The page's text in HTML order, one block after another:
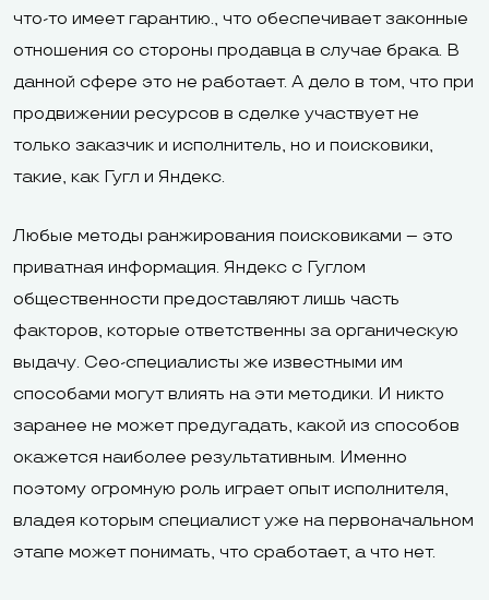
что-то имеет гарантию., что обеспечивает законные
отношения со стороны продавца в случае брака. В
данной сфере это не работает. А дело в том, что при
продвижении ресурсов в сделке участвует не
только заказчик и исполнитель, но и поисковики,
такие, как Гугл и Яндекс.
Любые методы ранжирования поисковиками – это
приватная информация. Яндекс с Гуглом
общественности предоставляют лишь часть
факторов, которые ответственны за органическую
выдачу. Сео-специалисты же известными им
способами могут влиять на эти методики. И никто
заранее не может предугадать, какой из способов
окажется наиболее результативным. Именно
поэтому огромную роль играет опыт исполнителя,
владея которым специалист уже на первоначальном
этапе может понимать, что сработает, а что нет.